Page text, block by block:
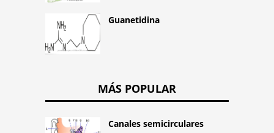
Guanetidina
MÁS POPULAR
Canales semicirculares